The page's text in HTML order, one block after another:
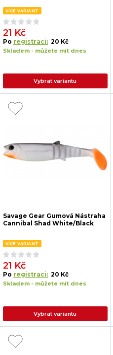
VÍCE VARIANT
21 Kč
Po registraci: 20 Kč
Skladem - můžete mít dnes
Vybrat variantu
Savage Gear Gumová Nástraha
Cannibal Shad White/Black
VÍCE VARIANT
21 Kč
Po registraci: 20 Kč
Skladem - můžete mít dnes
Vybrat variantu